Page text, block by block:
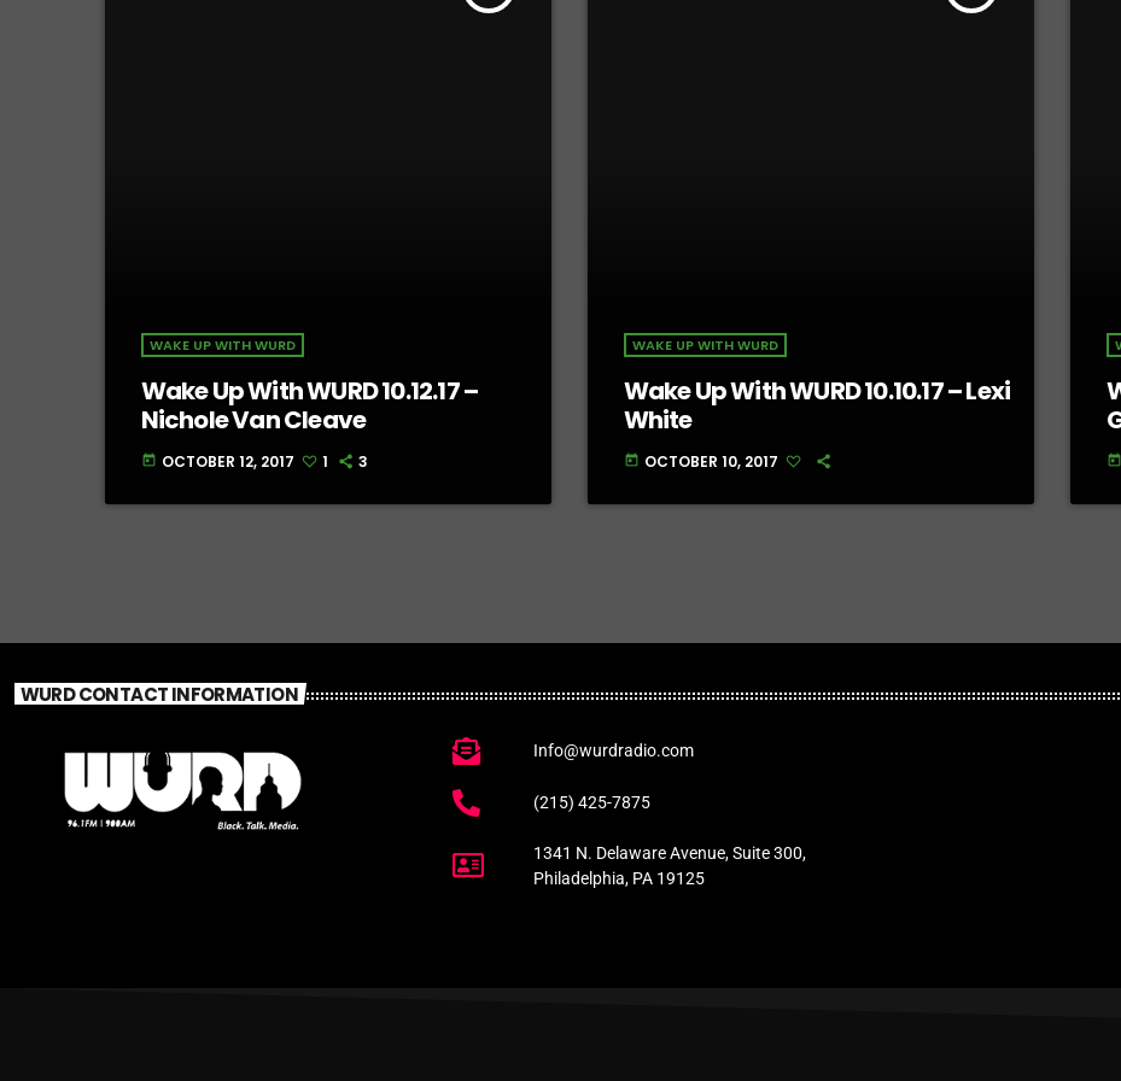
WAKE UP WITH WURD
Wake Up With WURD 10.12.17 –
Nichole Van Cleave
today OCTOBER 12, 2017 1 3
WAKE UP WITH WURD
Wake Up With WURD 10.10.17 – Lexi
White
today OCTOBER 10, 2017 today
WURD CONTACT INFORMATION
Info@wurdradio.com
(215) 425-7875
1341 N. Delaware Avenue, Suite 300,
Philadelphia, PA 19125